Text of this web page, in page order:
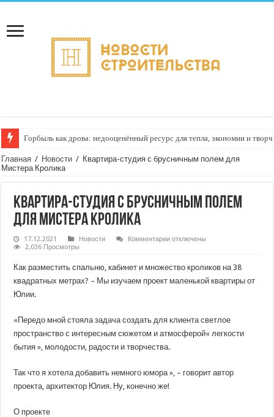
Горбыль как дрова: недооценённый ресурс для тепла, экономии и
Главная / Новости / Квартира-студия с брусничным полем для
Мистера Кролика
Квартира-студия с брусничным полем
для Мистера Кролика
17.12.2021 Новости Комментариик
с
брусничным
полем
отключены
2,036 Просмотры
Как разместить спальню, кабинет и множество кроликов на 38
квадратных метрах? – Мы изучаем проект маленькой квартиры от
Юлии.
«Передо мной стояла задача создать для клиента светлое
пространство с интересным сюжетом и атмосферой« легкости
бытия », молодости, радости и творчества.
Так что я хотела добавить немного юмора », – говорит автор
проекта, архитектор Юлия. Ну, конечно же!
О проекте